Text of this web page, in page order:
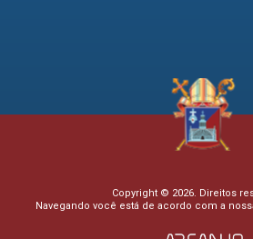
Copyright © 2026. Direitos
Navegando você está de acordo com a